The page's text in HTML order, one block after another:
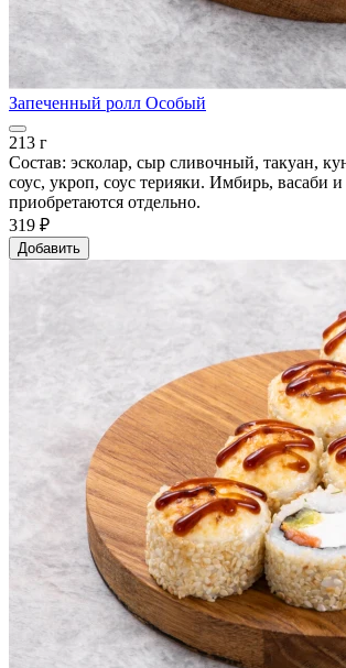
Запеченный ролл Особый
213 г
Состав: эсколар, сыр сливочный, такуан,
соус, укроп, соус терияки. Имбирь, васаби
приобретаются отдельно.
319 ₽
Добавить